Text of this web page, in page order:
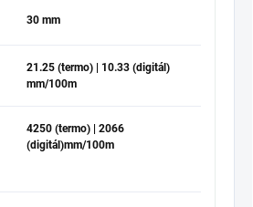
30 mm
21.25 (termo) | 10.33 (digitál)
mm/100m
4250 (termo) | 2066
(digitál)mm/100m